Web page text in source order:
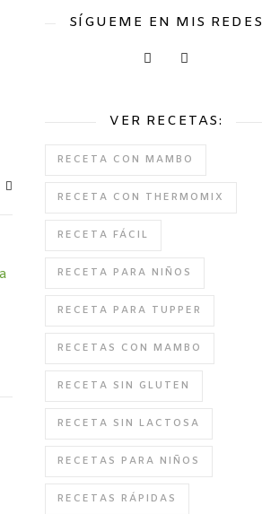
SÍGUEME EN MIS REDES
VER RECETAS:
RECETA CON MAMBO
RECETA CON THERMOMIX
RECETA FÁCIL
RECETA PARA NIÑOS
RECETA PARA TUPPER
RECETAS CON MAMBO
RECETA SIN GLUTEN
RECETA SIN LACTOSA
RECETAS PARA NIÑOS
RECETAS RÁPIDAS